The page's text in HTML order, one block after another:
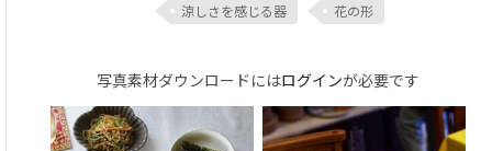
涼しさを感じる器 花の形
写真素材ダウンロードにはログインが必要です